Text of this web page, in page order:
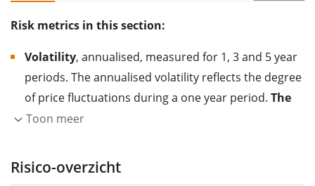
Risk metrics in this section:
Volatility, annualised, measured for 1, 3 and 5 year
periods. The annualised volatility reflects the degree
of price fluctuations during a one year period. The
higher the volatility, the more significantly the
the past.
Assets with higher volatility are generally
Toon meer
Risico-overzicht